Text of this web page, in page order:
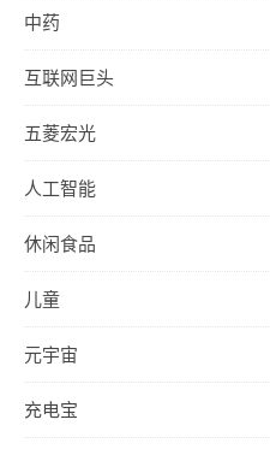
中药
互联网巨头
五菱宏光
人工智能
休闲食品
儿童
元宇宙
充电宝